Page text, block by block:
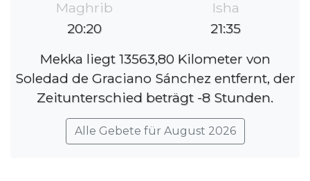
Maghrib
20:20
Isha
21:35
Mekka liegt 13563,80 Kilometer von
Soledad de Graciano Sánchez entfernt, der
Zeitunterschied beträgt -8 Stunden.
Alle Gebete für August 2026